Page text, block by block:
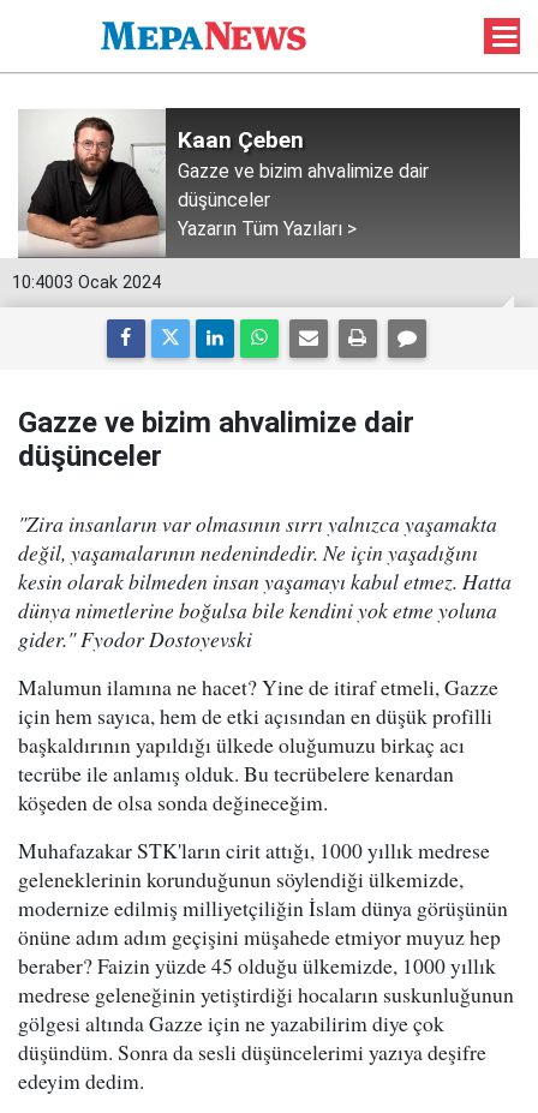
Kaan Çeben
Gazze ve bizim ahvalimize dair
düşünceler
Yazarın Tüm Yazıları >
10:4003 Ocak 2024
Gazze ve bizim ahvalimize dair
düşünceler
"Zira insanların var olmasının sırrı yalnızca yaşamakta
değil, yaşamalarının nedenindedir. Ne için yaşadığını
kesin olarak bilmeden insan yaşamayı kabul etmez. Hatta
dünya nimetlerine boğulsa bile kendini yok etme yoluna
gider." Fyodor Dostoyevski
Malumun ilamına ne hacet? Yine de itiraf etmeli, Gazze
için hem sayıca, hem de etki açısından en düşük profilli
başkaldırının yapıldığı ülkede oluğumuzu birkaç acı
tecrübe ile anlamış olduk. Bu tecrübelere kenardan
köşeden de olsa sonda değineceğim.
Muhafazakar STK'ların cirit attığı, 1000 yıllık medrese
geleneklerinin korunduğunun söylendiği ülkemizde,
modernize edilmiş milliyetçiliğin İslam dünya görüşünün
önüne adım adım geçişini müşahede etmiyor muyuz hep
beraber? Faizin yüzde 45 olduğu ülkemizde, 1000 yıllık
medrese geleneğinin yetiştirdiği hocaların suskunluğunun
gölgesi altında Gazze için ne yazabilirim diye çok
düşündüm. Sonra da sesli düşüncelerimi yazıya deşifre
edeyim dedim.